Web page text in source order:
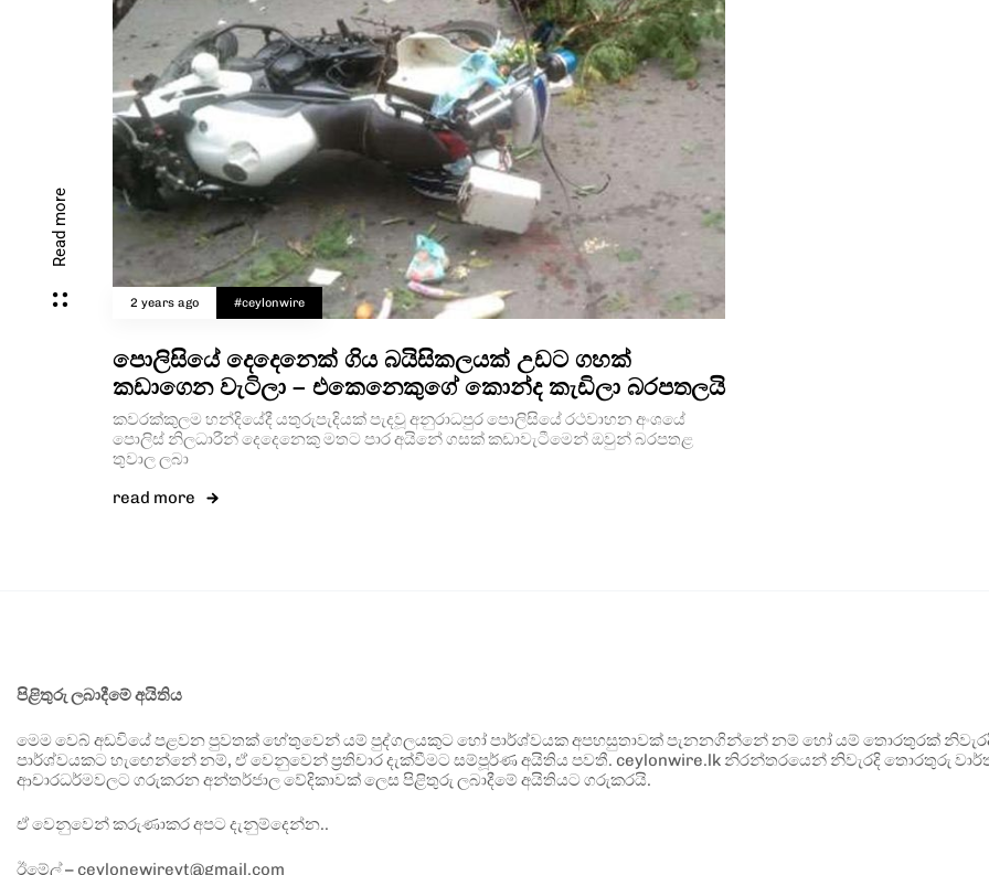
Read more
2 years ago #ceylonwire
පොලිසියේ දෙදෙනෙක් ගිය බයිසිකලයක් උඩට ගහක්
කඩාගෙන වැටිලා – එකෙනෙකුගේ කොන්ද කැඩිලා බරපතලයි
කවරක්කුලම හන්දියේදී යතුරුපැදියක් පැදවූ අනුරාධපුර පොලිසියේ රථවාහන අංශයේ
පොලිස් නිලධාරීන් දෙදෙනෙකු මතට පාර අයිනේ ගසක් කඩාවැටීමෙන් ඔවුන් බරපතළ
තුවාල ලබා
read more
පිළිතුරු ලබාදීමේ අයිතිය
මෙම වෙබ් අඩවියේ පළවන පුවතක් හේතුවෙන් යම් පුද්ගලයකුට හෝ පාර්ශ්වයක අපහසුතාවක් පැනනගින්නේ නම් හෝ යම් තොරතුරක්
පාර්ශ්වයකට හැඟෙන්නේ නම්, ඒ වෙනුවෙන් ප්‍රතිචාර දැක්වීමට සම්පූර්ණ අයිතිය පවතී. ceylonwire.lk නිරන්තරයෙන් නිවැරදි තොරතුරු
ආචාරධර්මවලට ගරුකරන අන්තර්ජාල වේදිකාවක් ලෙස පිළිතුරු ලබාදීමේ අයිතියට ගරුකරයි.
ඒ වෙනුවෙන් කරුණාකර අපට දැනුම්දෙන්න..
ඊමේල් – ceylonewireyt@gmail.com